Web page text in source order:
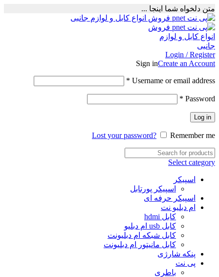
متن دلخواه شما اینجا ...
Login / Register
Sign inCreate an Account
Username or email address
*
Password
*
Log in
Lost your password? Remember me
Select category
اسپیکر
اسپیکر پورتابل
اسپیکر حرفه ای
ام دبلیو نت
کابل hdmi
کابل usb ام دبلیو
کابل شبکه ام دبلیونت
کابل مانیتور ام دبلیونت
پنکه شارژی
پی نت
باطری